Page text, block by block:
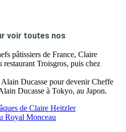
voir toutes nos
pâtissiers de France, Claire
restaurant Troisgros, puis chez
Ducasse pour devenir Cheffe
Ducasse à Tokyo, au Japon.
de Claire Heitzler